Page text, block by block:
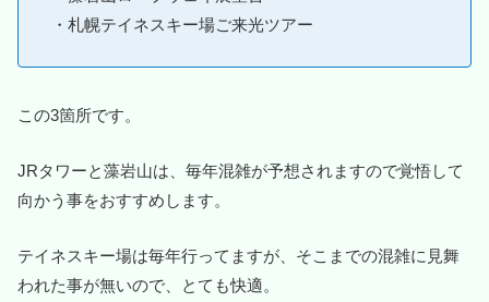
・札幌テイネスキー場ご来光ツアー
この3箇所です。
JRタワーと藻岩山は、毎年混雑が予想されますので覚悟して
向かう事をおすすめします。
テイネスキー場は毎年行ってますが、そこまでの混雑に見舞
われた事が無いので、とても快適。